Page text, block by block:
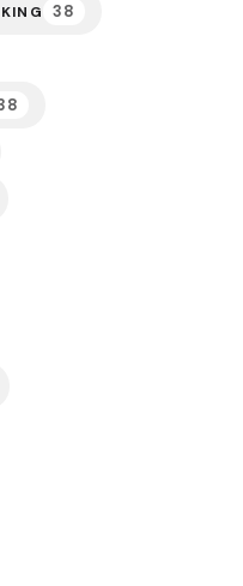
38